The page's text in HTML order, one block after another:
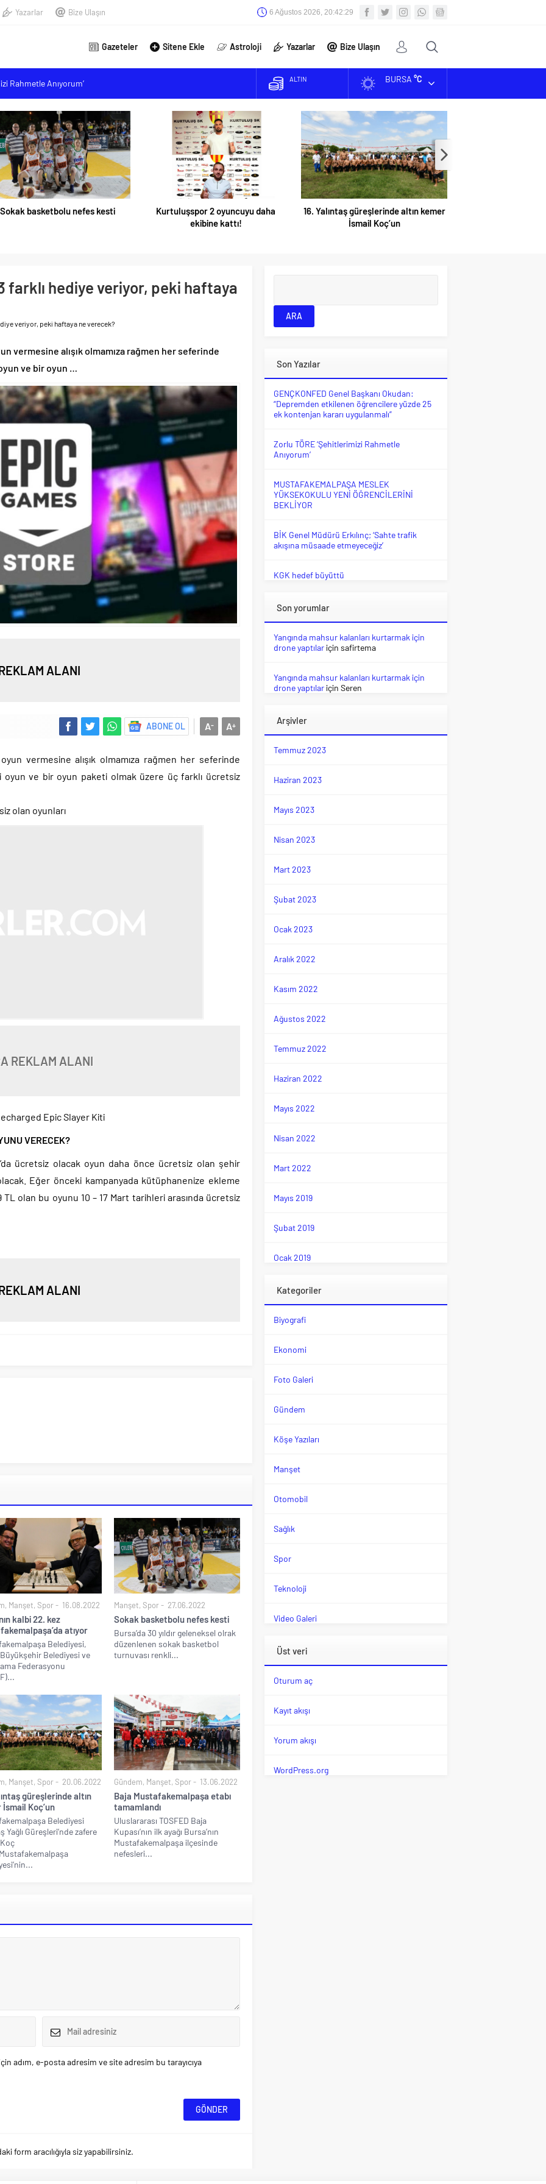
Yazarlar Bize Ulaşın 6 Ağustos 2026, 20:42:30
Gazeteler Sitene Ekle Astroloji Yazarlar Bize Ulaşın
Rahmetle Anıyorum’
MESLEK YÜKSEKOKULU YENİ ÖĞRENCİLERİNİ BEKLİYOR
‘Sahte trafik akışına müsaade etmeyeceğiz’
Okudan: “Depremden etkilenen öğrencilere yüzde 25 ek
BİST
DOLAR
EURO
ALTIN
BURSA °C
Sokak basketbolu nefes kesti
Kurtuluşspor 2 oyuncuyu daha
ekibine kattı!
16. Yalıntaş güreşlerinde altın kemer
İsmail Koç’un
farklı hediye veriyor, peki haftaya
veriyor, peki haftaya ne verecek?
vermesine alışık olmamıza rağmen her seferinde
ve bir oyun …
ALANI
A+
A-
ABONE OL
vermesine alışık olmamıza rağmen her seferinde
ve bir oyun paketi olmak üzere üç farklı ücretsiz
olan oyunları
REKLAM ALANI
Epic Slayer Kiti
VERECEK?
ücretsiz olacak oyun daha önce ücretsiz olan şehir
Eğer önceki kampanyada kütüphanenize ekleme
TL olan bu oyunu 10 – 17 Mart tarihleri arasında ücretsiz
ALANI
, Manşet, Spor 16.08.2022
kalbi 22. kez
atıyor
Belediyesi,
Belediyesi ve
Federasyonu
Manşet,Spor 27.06.2022
Sokak basketbolu nefes kesti
Bursa’da 30 yıldır geleneksel olrak
düzenlenen sokak basketbol
turnuvası renkli...
, Manşet, Spor 20.06.2022
güreşlerinde altın
Koç’un
Belediyesi
Yağlı Güreşleri’nde zafere
Gündem, Manşet,Spor 13.06.2022
Baja Mustafakemalpaşa etabı
tamamlandı
Uluslararası TOSFED Baja
Kupası’nın ilk ayağı Bursa’nın
Mustafakemalpaşa ilçesinde
nefesleri...
adım, e-posta adresim ve site adresim bu tarayıcıya
form aracılığıyla siz yapabilirsiniz.
Son Yazılar
GENÇKONFED Genel Başkanı Okudan:
“Depremden etkilenen öğrencilere yüzde 25
ek kontenjan kararı uygulanmalı”
Zorlu TÖRE ‘Şehitlerimizi Rahmetle
Anıyorum’
MUSTAFAKEMALPAŞA MESLEK
YÜKSEKOKULU YENİ ÖĞRENCİLERİNİ
BEKLİYOR
BİK Genel Müdürü Erkılınç; ‘Sahte trafik
akışına müsaade etmeyeceğiz’
KGK hedef büyüttü
Son yorumlar
Yangında mahsur kalanları kurtarmak için
drone yaptılariçin safirtema
Yangında mahsur kalanları kurtarmak için
drone yaptılariçin Seren
Arşivler
Temmuz 2023
Haziran 2023
Mayıs 2023
Nisan 2023
Mart 2023
Şubat 2023
Ocak 2023
Aralık 2022
Kasım 2022
Ağustos 2022
Temmuz 2022
Haziran 2022
Mayıs 2022
Nisan 2022
Mart 2022
Mayıs 2019
Şubat 2019
Ocak 2019
Kategoriler
Biyografi
Ekonomi
Foto Galeri
Gündem
Köşe Yazıları
Manşet
Otomobil
Sağlık
Spor
Teknoloji
Video Galeri
Üst veri
Oturum aç
Kayıt akışı
Yorum akışı
WordPress.org